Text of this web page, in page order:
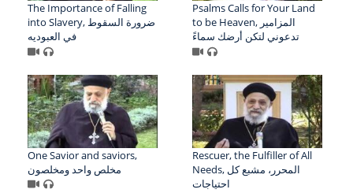
The Importance of Falling
into Slavery, ضرورة السقوط
في العبوديه
Psalms Calls for Your Land
to be Heaven, المزامير
تدعوني لتكن أرضك سماءً
One Savior and saviors,
مخلص واحد ومخلصون
Rescuer, the Fulfiller of All
Needs, المحرر، مشبع كل
احتياجات